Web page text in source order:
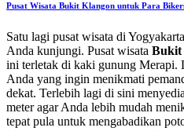
Pusat Wisata Bukit Klangon untuk Para
Satu lagi pusat wisata di
Anda kunjungi. Pusat wisata Bukit
ini terletak di kaki gunung Merapi.
Anda yang ingin menikmati
dekat. Terlebih lagi di sini
meter agar Anda lebih mudah
tepat pula untuk mengabadikan